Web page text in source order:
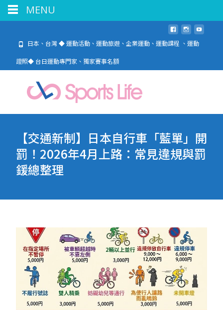
日本、台灣 ◆ 運動活動、運動旅遊、企業運動、運動課程 、運動
證照◆ 台日運動專門家、獨家賽事名額
【交通新制】日本自行車「藍單」開
罰！2026年4月上路：常見違規與罰
鍰總整理
MENU